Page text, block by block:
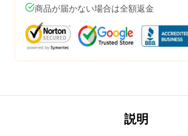
商品が届かない場合は全額返金
説明